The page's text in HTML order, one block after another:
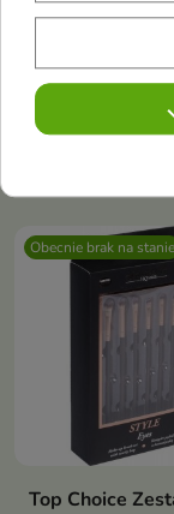
Design
włosów
sztuka
Obecnie brak na stanie
Top Choice